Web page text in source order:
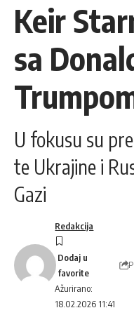
Keir
sa
U fokusu su
te Ukrajine i
Gazi
Ažurirano:
18.02.2026 11:41
Redakcija